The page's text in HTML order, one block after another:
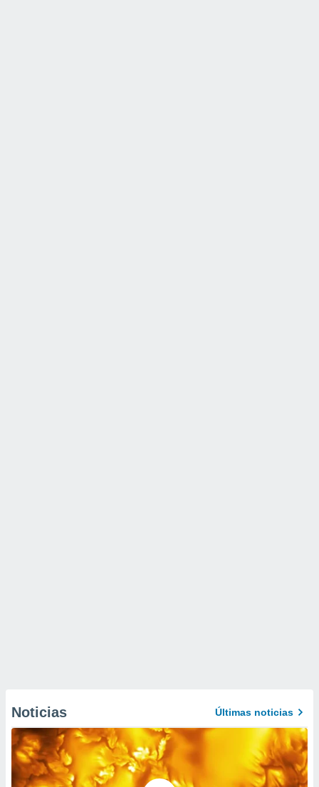
Noticias Últimas noticias